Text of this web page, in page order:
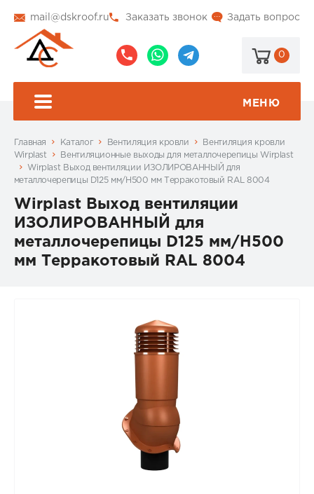
mail@dskroof.ru Задать вопрос
Заказать звонок
0
МЕНЮ
Главная Каталог Вентиляция кровли
Вентиляция кровли
Wirplast
Вентиляционные выходы для металлочерепицы Wirplast
Wirplast Выход вентиляции ИЗОЛИРОВАННЫЙ для
металлочерепицы D125 мм/H500 мм Терракотовый RAL 8004
Wirplast Выход вентиляции
ИЗОЛИРОВАННЫЙ для
металлочерепицы D125 мм/H500
мм Терракотовый RAL 8004